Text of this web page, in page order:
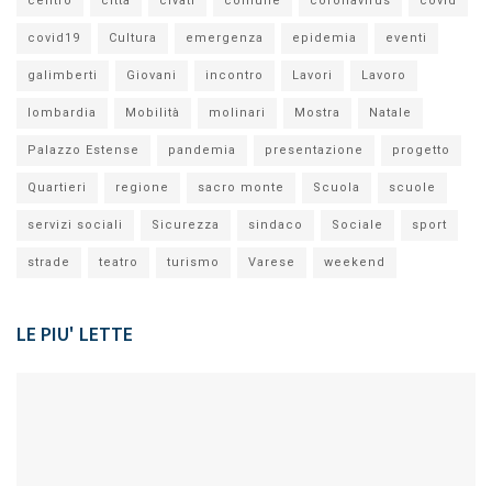
covid19 Cultura emergenza epidemia eventi
galimberti Giovani incontro Lavori Lavoro
lombardia Mobilità molinari Mostra Natale
Palazzo Estense pandemia presentazione progetto
Quartieri regione sacro monte Scuola scuole
servizi sociali Sicurezza sindaco Sociale sport
strade teatro turismo Varese weekend
LE PIU' LETTE